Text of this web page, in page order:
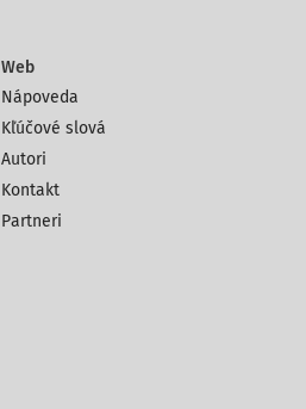
Web
Nápoveda
Kľúčové slová
Autori
Kontakt
Partneri